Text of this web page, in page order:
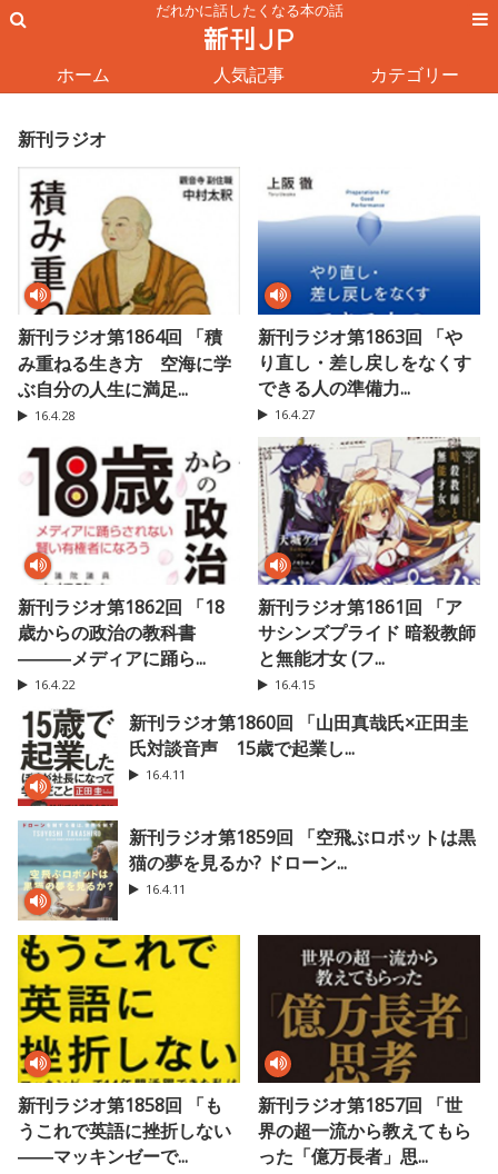
だれかに話したくなる本の話
ホーム 人気記事 カテゴリー
新刊ラジオ
新刊ラジオ第1864回 「積
み重ねる生き方 空海に学
ぶ自分の人生に満足...
16.4.28
新刊ラジオ第1863回 「や
り直し・差し戻しをなくす
できる人の準備力...
16.4.27
新刊ラジオ第1862回 「18
歳からの政治の教科書
―――メディアに踊ら...
16.4.22
新刊ラジオ第1861回 「ア
サシンズプライド 暗殺教師
と無能才女 (フ...
16.4.15
新刊ラジオ第1860回 「山田真哉氏×正田圭
氏対談音声 15歳で起業し...
16.4.11
新刊ラジオ第1859回 「空飛ぶロボットは黒
猫の夢を見るか? ドローン...
16.4.11
新刊ラジオ第1858回 「も
うこれで英語に挫折しない
――マッキンゼーで...
新刊ラジオ第1857回 「世
界の超一流から教えてもら
った「億万長者」思...